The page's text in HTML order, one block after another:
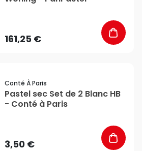
161,25 €
Conté À Paris
Pastel sec Set de 2 Blanc HB
- Conté à Paris
3,50 €